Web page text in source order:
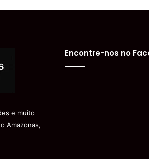
e muito
Amazonas,
Encontre-nos no